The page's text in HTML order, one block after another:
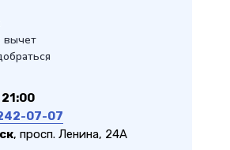
вычет
07-07
, просп. Ленина, 24А